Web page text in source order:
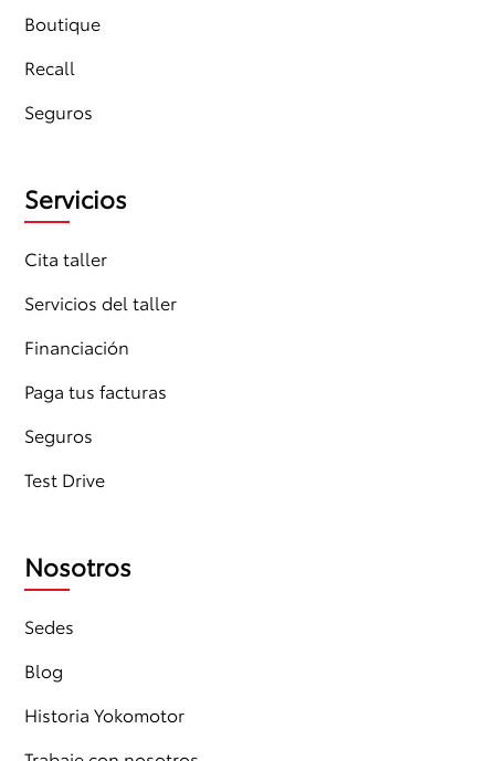
Boutique
Recall
Seguros
Servicios
Cita taller
Servicios del taller
Financiación
Paga tus facturas
Seguros
Test Drive
Nosotros
Sedes
Blog
Historia Yokomotor